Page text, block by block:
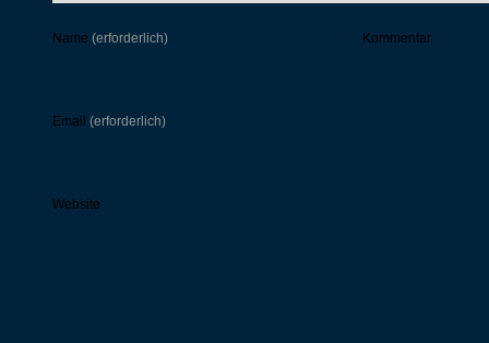
Name (erforderlich)
Email (erforderlich)
Website
Kommentar